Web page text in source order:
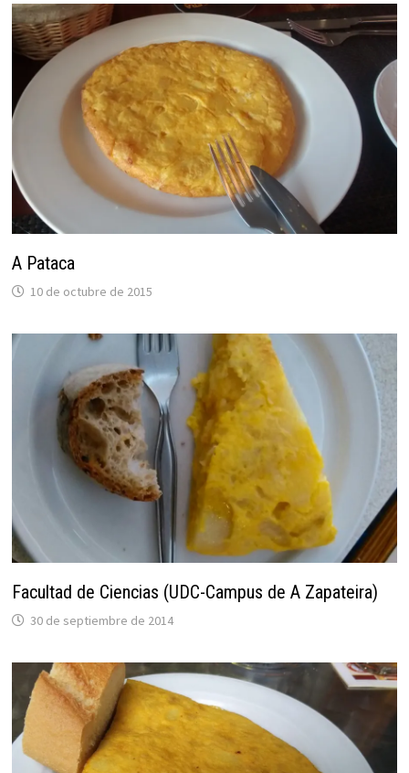
A Pataca
10 de octubre de 2015
Facultad de Ciencias (UDC-Campus de A Zapateira)
30 de septiembre de 2014